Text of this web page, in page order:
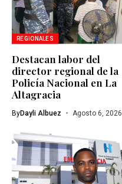
REGIONALES
Destacan labor del
director regional de la
Policía Nacional en La
Altagracia
ByDayli Albuez Agosto 6, 2026